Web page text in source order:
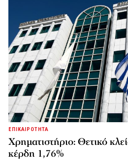
ΕΠΙΚΑΙΡΟΤΗΤΑ
Χρηματιστήριο: Θετικό
κέρδη 1,76%